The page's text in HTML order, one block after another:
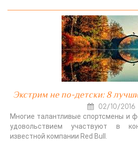
Экстрим не по-детски: 8
02/10/2016
Многие талантливые спортсмены и
удовольствием участвуют в
известной компании Red Bull.